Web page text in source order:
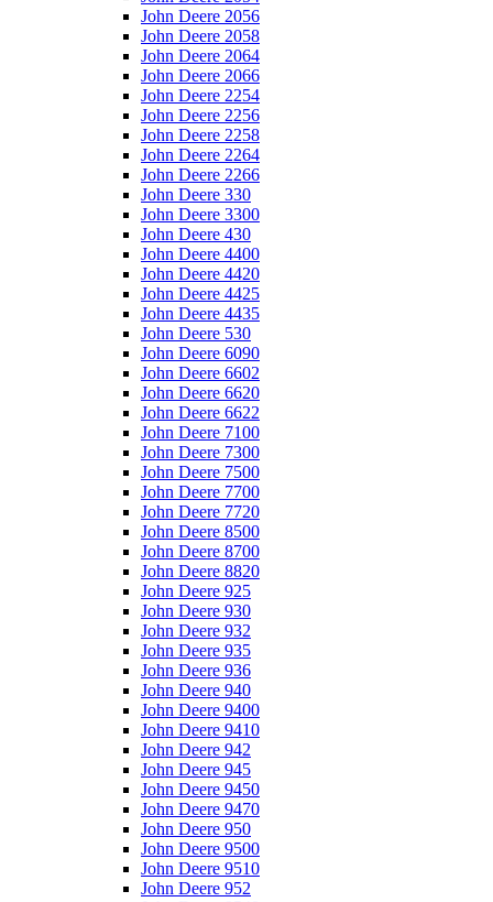
John Deere 2056
John Deere 2058
John Deere 2064
John Deere 2066
John Deere 2254
John Deere 2256
John Deere 2258
John Deere 2264
John Deere 2266
John Deere 330
John Deere 3300
John Deere 430
John Deere 4400
John Deere 4420
John Deere 4425
John Deere 4435
John Deere 530
John Deere 6090
John Deere 6602
John Deere 6620
John Deere 6622
John Deere 7100
John Deere 7300
John Deere 7500
John Deere 7700
John Deere 7720
John Deere 8500
John Deere 8700
John Deere 8820
John Deere 925
John Deere 930
John Deere 932
John Deere 935
John Deere 936
John Deere 940
John Deere 9400
John Deere 9410
John Deere 942
John Deere 945
John Deere 9450
John Deere 9470
John Deere 950
John Deere 9500
John Deere 9510
John Deere 952